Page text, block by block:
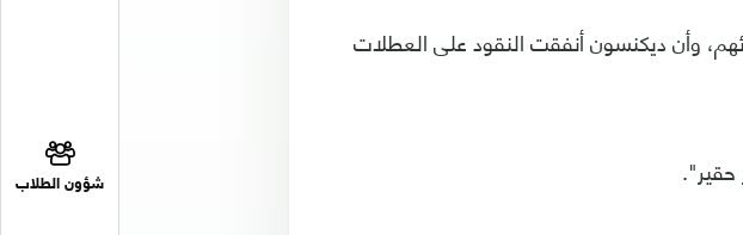
شؤون الطلاب
وأن ديكنسون أنفقت النقود على العطلات